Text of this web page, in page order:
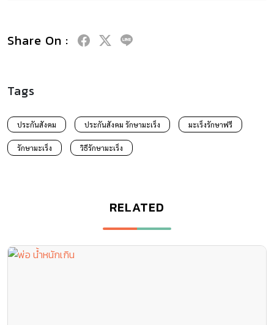
Share On :
Tags
ประกันสังคม ประกันสังคม รักษามะเร็ง มะเร็งรักษาฟรี
รักษามะเร็ง วิธีรักษามะเร็ง
RELATED